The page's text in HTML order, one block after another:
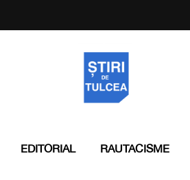
EDITORIAL RAUTACISME